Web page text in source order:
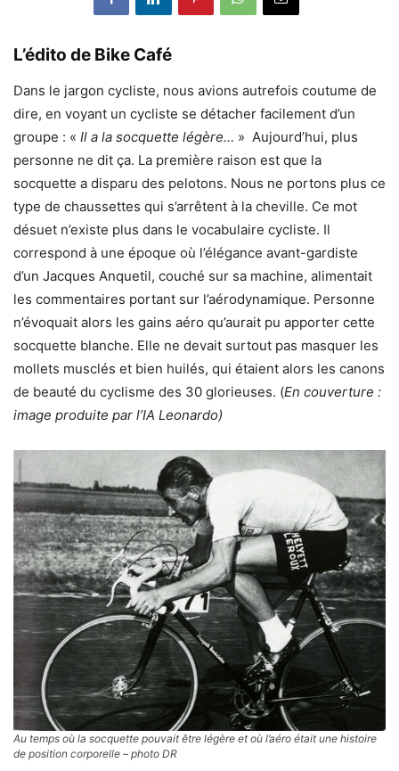
L’édito de Bike Café
Dans le jargon cycliste, nous avions autrefois coutume de
dire, en voyant un cycliste se détacher facilement d’un
groupe : « Il a la socquette légère… » Aujourd’hui, plus
personne ne dit ça. La première raison est que la
socquette a disparu des pelotons. Nous ne portons plus ce
type de chaussettes qui s’arrêtent à la cheville. Ce mot
désuet n’existe plus dans le vocabulaire cycliste. Il
correspond à une époque où l’élégance avant-gardiste
d’un Jacques Anquetil, couché sur sa machine, alimentait
les commentaires portant sur l’aérodynamique. Personne
n’évoquait alors les gains aéro qu’aurait pu apporter cette
socquette blanche. Elle ne devait surtout pas masquer les
mollets musclés et bien huilés, qui étaient alors les canons
de beauté du cyclisme des 30 glorieuses. (En couverture :
image produite par l’IA Leonardo)
Au temps où la socquette pouvait être légère et où l’aéro était une histoire
de position corporelle – photo DR